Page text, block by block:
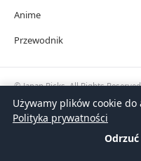
Anime
Przewodnik
© Japan Picks. All Rights
日本語한국어繁體中文简体中文
PortuguêsPolskiTürkçe
Używamy plików cookie
Polityka prywatności
Odrzuć